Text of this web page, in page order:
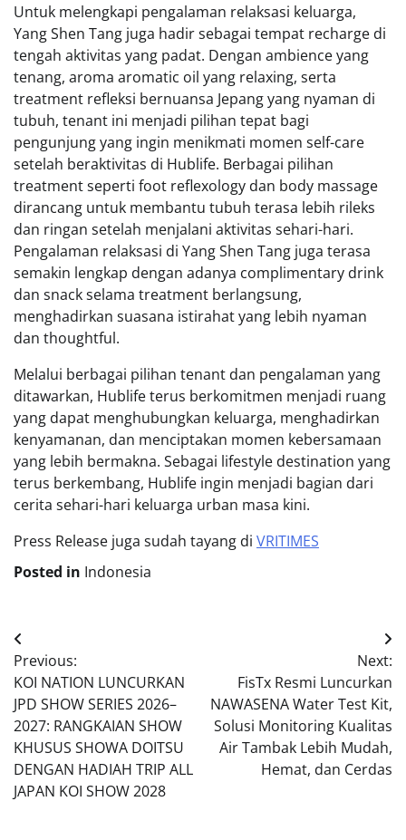
Untuk melengkapi pengalaman relaksasi keluarga,
Yang Shen Tang juga hadir sebagai tempat recharge di
tengah aktivitas yang padat. Dengan ambience yang
tenang, aroma aromatic oil yang relaxing, serta
treatment refleksi bernuansa Jepang yang nyaman di
tubuh, tenant ini menjadi pilihan tepat bagi
pengunjung yang ingin menikmati momen self-care
setelah beraktivitas di Hublife. Berbagai pilihan
treatment seperti foot reflexology dan body massage
dirancang untuk membantu tubuh terasa lebih rileks
dan ringan setelah menjalani aktivitas sehari-hari.
Pengalaman relaksasi di Yang Shen Tang juga terasa
semakin lengkap dengan adanya complimentary drink
dan snack selama treatment berlangsung,
menghadirkan suasana istirahat yang lebih nyaman
dan thoughtful.
Melalui berbagai pilihan tenant dan pengalaman yang
ditawarkan, Hublife terus berkomitmen menjadi ruang
yang dapat menghubungkan keluarga, menghadirkan
kenyamanan, dan menciptakan momen kebersamaan
yang lebih bermakna. Sebagai lifestyle destination yang
terus berkembang, Hublife ingin menjadi bagian dari
cerita sehari-hari keluarga urban masa kini.
Press Release juga sudah tayang di VRITIMES
Posted in Indonesia
Post
navigation
Previous:
KOI NATION LUNCURKAN
JPD SHOW SERIES 2026–
2027: RANGKAIAN SHOW
KHUSUS SHOWA DOITSU
DENGAN HADIAH TRIP ALL
JAPAN KOI SHOW 2028
Next:
FisTx Resmi Luncurkan
NAWASENA Water Test Kit,
Solusi Monitoring Kualitas
Air Tambak Lebih Mudah,
Hemat, dan Cerdas